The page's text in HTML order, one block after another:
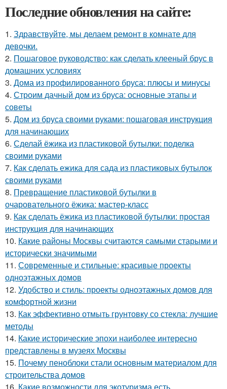
Последние обновления на сайте:
1. Здравствуйте, мы делаем ремонт в комнате для
девочки.
2. Пошаговое руководство: как сделать клееный брус в
домашних условиях
3. Дома из профилированного бруса: плюсы и минусы
4. Строим дачный дом из бруса: основные этапы и
советы
5. Дом из бруса своими руками: пошаговая инструкция
для начинающих
6. Сделай ёжика из пластиковой бутылки: поделка
своими руками
7. Как сделать ежика для сада из пластиковых бутылок
своими руками
8. Превращение пластиковой бутылки в
очаровательного ёжика: мастер-класс
9. Как сделать ёжика из пластиковой бутылки: простая
инструкция для начинающих
10. Какие районы Москвы считаются самыми старыми и
исторически значимыми
11. Современные и стильные: красивые проекты
одноэтажных домов
12. Удобство и стиль: проекты одноэтажных домов для
комфортной жизни
13. Как эффективно отмыть грунтовку со стекла: лучшие
методы
14. Какие исторические эпохи наиболее интересно
представлены в музеях Москвы
15. Почему пеноблоки стали основным материалом для
строительства домов
16. Какие возможности для экотуризма есть